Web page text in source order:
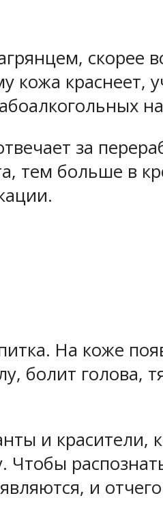
скорее
кожа краснеет,
за
тем больше в
На коже
болит голова,
и красители,
и